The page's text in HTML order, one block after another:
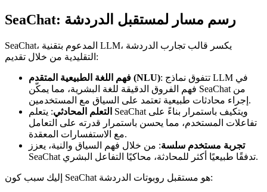
SeaChat: رسم مسار لمستقبل الدردشة
SeaChat، المدعوم بتقنية LLM، يكسر قالب تجارب الدردشة
التقليدية من خلال تقديم:
فهم اللغة الطبيعية المتقدم (NLU): تتفوق نماذج LLM في
فهم الفروق الدقيقة للغة البشرية، مما يمكّن SeaChat من
إجراء محادثات طبيعية تعتمد على السياق مع المستخدمين.
التعلم المحادثي: يتعلم SeaChat ويتكيف باستمرار بناءً على
تفاعلات المستخدم، مما يحسن باستمرار قدرته على التعامل
مع الاستفسارات المعقدة.
تجربة مستخدم سلسة: من خلال فهم السياق والنية، يعزز
SeaChat تدفقًا طبيعيًا أكثر للمحادثة، محاكيًا التفاعل البشري.
إليك سبب كون SeaChat هو مستقبل روبوتات الدردشة: